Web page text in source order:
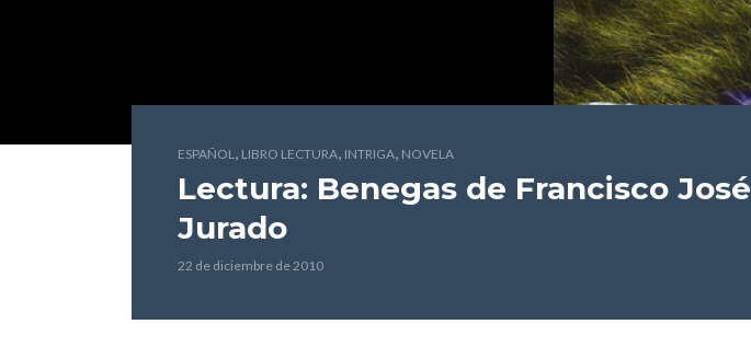
ESPAÑOL, LIBRO LECTURA, INTRIGA, NOVELA
Lectura: Benegas de Francisco José
Jurado
22 de diciembre de 2010